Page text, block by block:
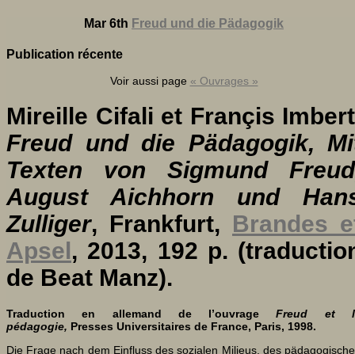
Mar 6th Freud und die Pädagogik
Publication récente
Voir aussi page « Ouvrages »
Mireille Cifali et Françis
Freud und die Pädagogik,
Texten von Sigmund
August Aichhorn und
Zulliger, Frankfurt, Brandes
Apsel , 2013, 192 p.
de Beat Manz).
Traduction en allemand de l’ouvrageFreud et
pédagogie, Presses Universitaires de France, Paris, 1998.
Die Frage nach dem Einfluss des sozialen Milieus, des